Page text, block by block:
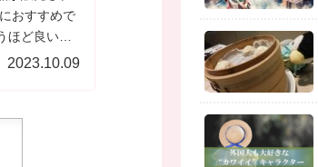
おすすめで
ほど良い匂
も購入する
2023.10.09